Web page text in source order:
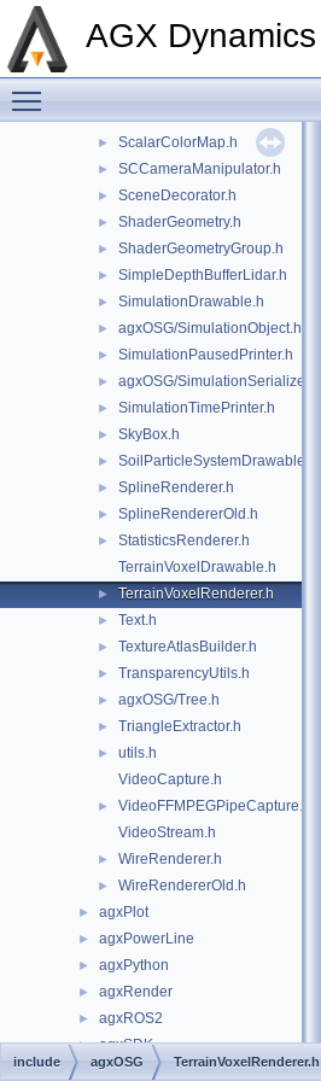
AGX Dynamics
► RigidBodyRenderCache.h
► ScalarColorMap.h
► SCCameraManipulator.h
► SceneDecorator.h
► ShaderGeometry.h
► ShaderGeometryGroup.h
► SimpleDepthBufferLidar.h
► SimulationDrawable.h
► agxOSG/SimulationObject.h
► SimulationPausedPrinter.h
► agxOSG/SimulationSerializer.h
► SimulationTimePrinter.h
► SkyBox.h
► SoilParticleSystemDrawable.h
► SplineRenderer.h
► SplineRendererOld.h
►
StatisticsRenderer.h
TerrainVoxelDrawable.h
► TerrainVoxelRenderer.h
► Text.h
► TextureAtlasBuilder.h
► TransparencyUtils.h
► agxOSG/Tree.h
► TriangleExtractor.h
►
utils.h
VideoCapture.h
►
VideoFFMPEGPipeCapture.h
VideoStream.h
► WireRenderer.h
► WireRendererOld.h
► agxPlot
► agxPowerLine
► agxPython
► agxRender
► agxROS2
► agxSDK
agxSensor
include agxOSG TerrainVoxelRenderer.h